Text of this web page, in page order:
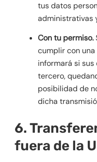
tus datos
administrativas
Con tu permiso.
cumplir con
informará si
tercero,
posibilidad de
dicha
6.
fuera de la